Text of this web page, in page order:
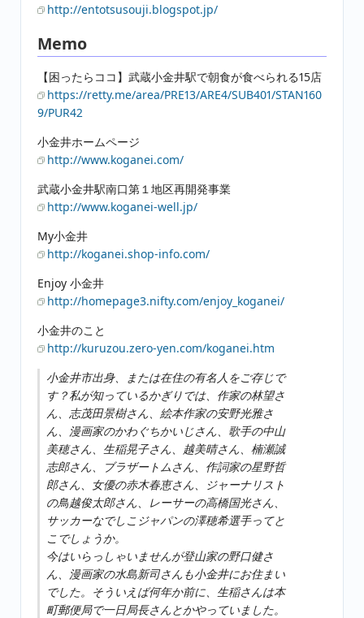
http://entotsusouji.blogspot.jp/
Memo
【困ったらココ】武蔵小金井駅で朝食が食べられる15店
https://retty.me/area/PRE13/ARE4/SUB401/STAN160
9/PUR42
小金井ホームページ
http://www.koganei.com/
武蔵小金井駅南口第１地区再開発事業
http://www.koganei-well.jp/
My小金井
http://koganei.shop-info.com/
Enjoy 小金井
http://homepage3.nifty.com/enjoy_koganei/
小金井のこと
http://kuruzou.zero-yen.com/koganei.htm
小金井市出身、または在住の有名人をご存じで
す？私が知っているかぎりでは、作家の林望さ
ん、志茂田景樹さん、絵本作家の安野光雅さ
ん、漫画家のかわぐちかいじさん、歌手の中山
美穂さん、生稲晃子さん、越美晴さん、楠瀬誠
志郎さん、ブラザートムさん、作詞家の星野哲
郎さん、女優の赤木春恵さん、ジャーナリスト
の鳥越俊太郎さん、レーサーの高橋国光さん、
サッカーなでしこジャパンの澤穂希選手ってと
こでしょうか。
今はいらっしゃいませんが登山家の野口健さ
ん、漫画家の水島新司さんも小金井にお住まい
でした。そういえば何年か前に、生稲さんは本
町郵便局で一日局長さんとかやっていました。